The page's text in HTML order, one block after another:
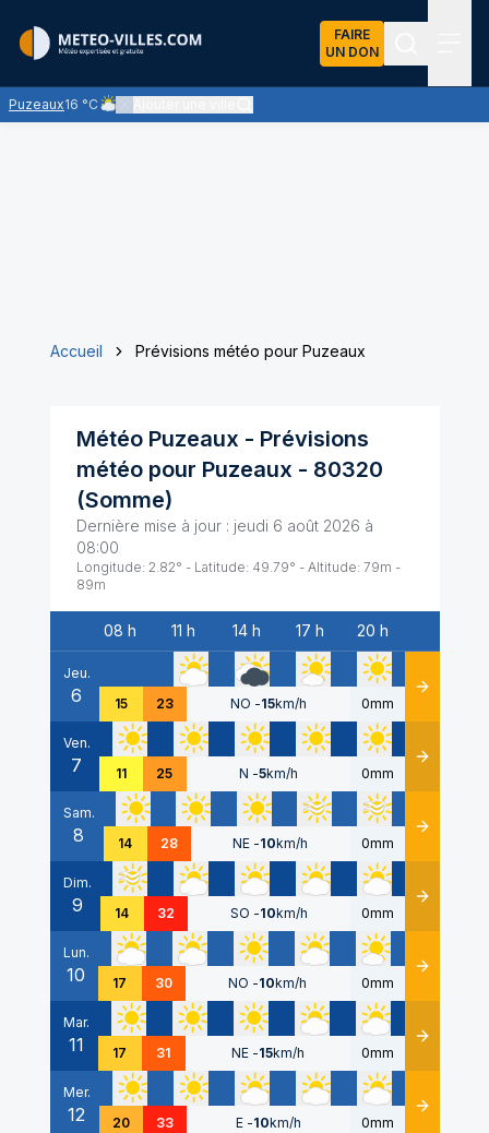
FAIRE
UN DON
Puzeaux16 °C
Ciel nuageux - les éclaircies et les nuages se partagent le
Accueil Prévisions météo pour Puzeaux
Météo Puzeaux - Prévisions
météo pour Puzeaux - 80320
(Somme)
Dernière mise à jour : jeudi 6 août 2026 à
08:00
Longitude: 2.82° - Latitude: 49.79° - Altitude: 79m -
89m
Date
08 h 11 h 14 h 17 h 20 h
Jeu.
6 15 23 NO -15km/h 0mm Détails
Ven.
7 11 25 N -5km/h 0mm Détails
Sam.
8 14 28 NE -10km/h 0mm Détails
Dim.
9 14 32 SO -10km/h 0mm Détails
Lun.
10 17 30 NO -10km/h 0mm Détails
Mar.
11 17 31 NE -15km/h 0mm Détails
Mer.
12 20 33 E -10km/h 0mm Détails